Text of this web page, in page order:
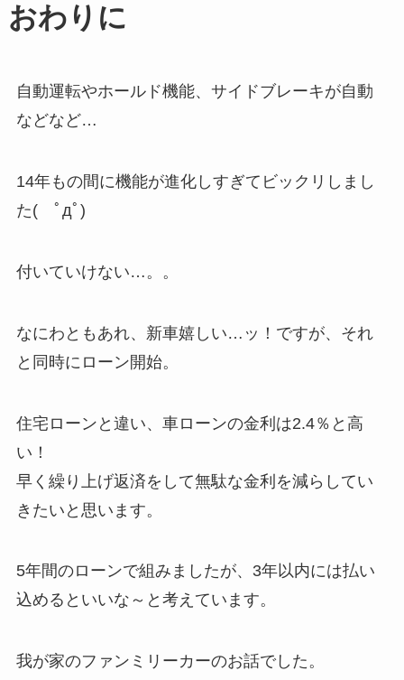
おわりに
自動運転やホールド機能、サイドブレーキが自動
などなど…
14年もの間に機能が進化しすぎてビックリしまし
た( ﾟдﾟ)
付いていけない…。。
なにわともあれ、新車嬉しい…ッ！ですが、それ
と同時にローン開始。
住宅ローンと違い、車ローンの金利は2.4％と高
い！
早く繰り上げ返済をして無駄な金利を減らしてい
きたいと思います。
5年間のローンで組みましたが、3年以内には払い
込めるといいな～と考えています。
我が家のファンミリーカーのお話でした。